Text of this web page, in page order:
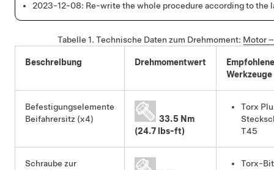
2023-12-08: Re-write the whole procedure according to the
Tabelle 1. Technische Daten zum Drehmoment: Motor
Beschreibung Drehmomentwert
Empfohlene
Werkzeuge
Befestigungselemente
Beifahrersitz (x4)
33.5 Nm
(24.7 lbs-ft)
Torx
T45
Schraube zur
Torx-